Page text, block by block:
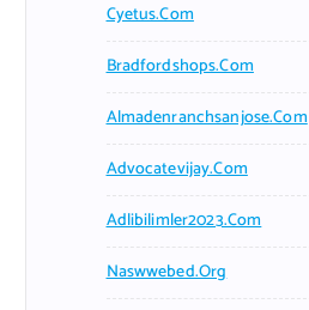
Cyetus.com
Bradfordshops.com
Almadenranchsanjose.com
Advocatevijay.com
Adlibilimler2023.com
Naswwebed.org